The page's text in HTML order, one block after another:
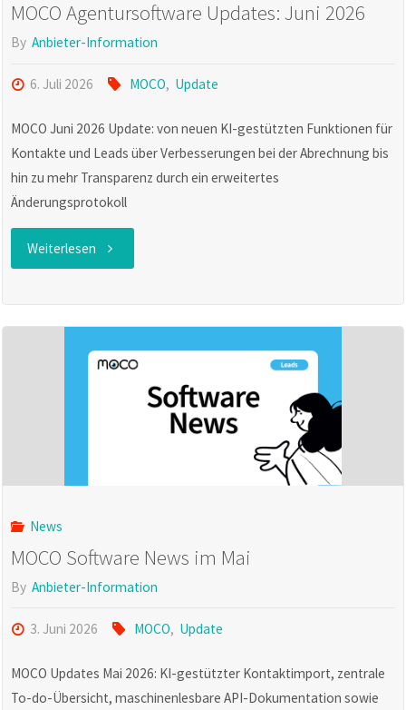
MOCO Agentursoftware Updates: Juni 2026
By Anbieter-Information
6. Juli 2026 MOCO, Update
MOCO Juni 2026 Update: von neuen KI-gestützten Funktionen für
Kontakte und Leads über Verbesserungen bei der Abrechnung bis
hin zu mehr Transparenz durch ein erweitertes
Änderungsprotokoll
Weiterlesen "MOCO
Updates:
Juni
News
MOCO Software News im Mai
By Anbieter-Information
3. Juni 2026 MOCO, Update
MOCO Updates Mai 2026: KI-gestützter Kontaktimport, zentrale
To-do-Übersicht, maschinenlesbare API-Dokumentation sowie